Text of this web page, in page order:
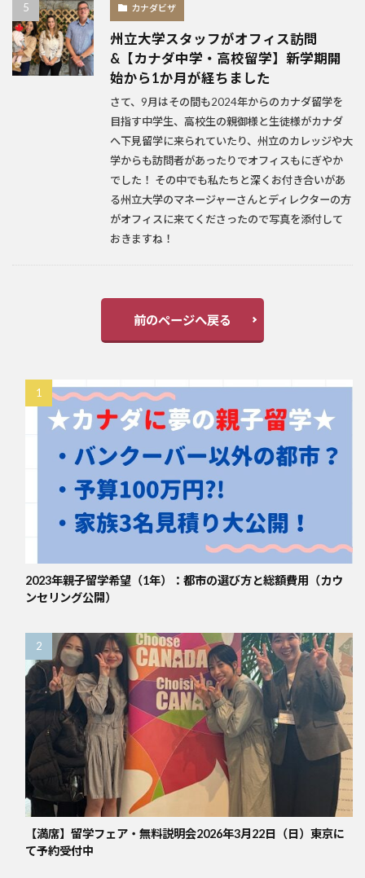
カナダビザ
州立大学スタッフがオフィス訪問
&【カナダ中学・高校留学】新学期開
始から1か月が経ちました
さて、9月はその間も2024年からのカナダ留学を
目指す中学生、高校生の親御様と生徒様がカナダ
へ下見留学に来られていたり、州立のカレッジや大
学からも訪問者があったりでオフィスもにぎやか
でした！ その中でも私たちと深くお付き合いがあ
る州立大学のマネージャーさんとディレクターの方
がオフィスに来てくださったので写真を添付して
おきますね！
前のページへ戻る
2023年親子留学希望（1年）：都市の選び方と総額費用（カウ
ンセリング公開）
【満席】留学フェア・無料説明会2026年3月22日（日）東京に
て予約受付中